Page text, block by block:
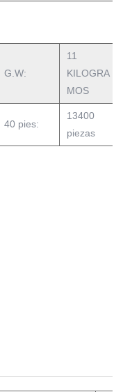
G.W:
11
KILOGRA
MOS
40 pies:
13400
piezas